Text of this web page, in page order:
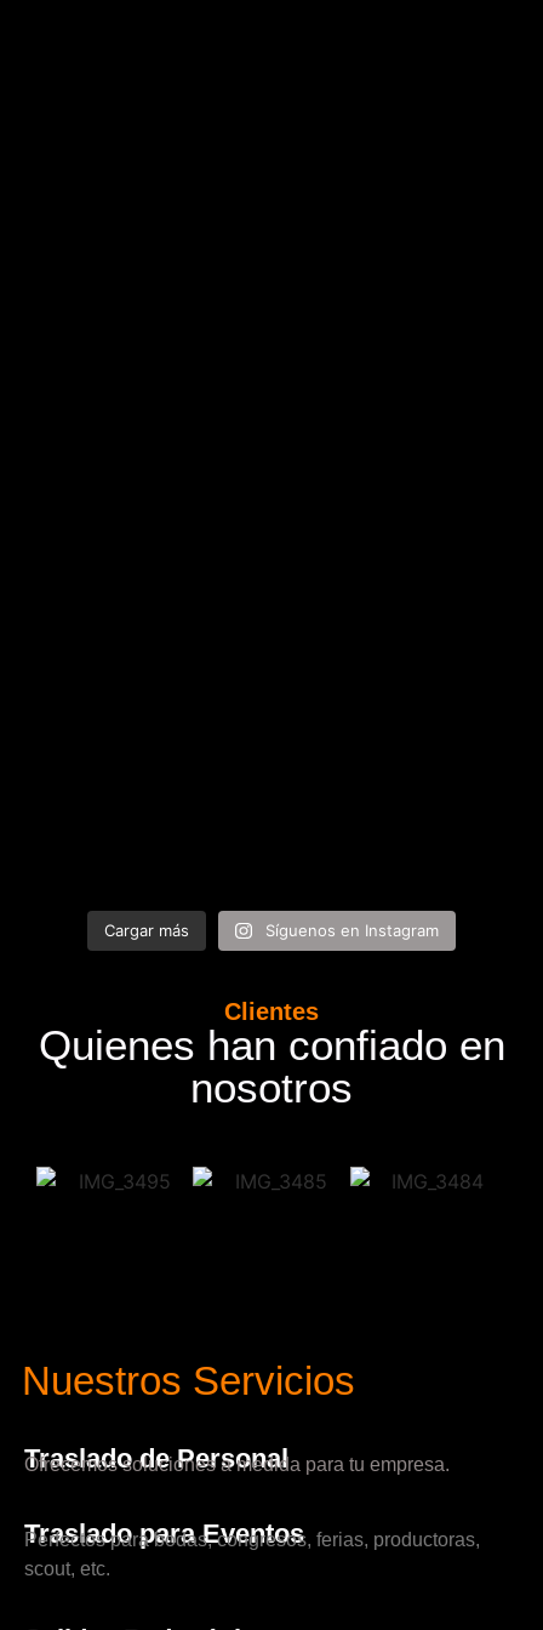
Cargar más Síguenos en Instagram
Clientes
Quienes han confiado en
nosotros
Nuestros Servicios
Traslado de Personal
Ofrecemos soluciones a medida para tu empresa.
Traslado para Eventos
Perfectos para bodas, congresos, ferias, productoras,
scout, etc.